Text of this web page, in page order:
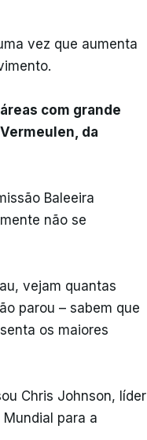
vez que aumenta
com grande
da
Baleeira
não se
vejam quantas
parou – sabem que
os maiores
Chris Johnson, líder
para a